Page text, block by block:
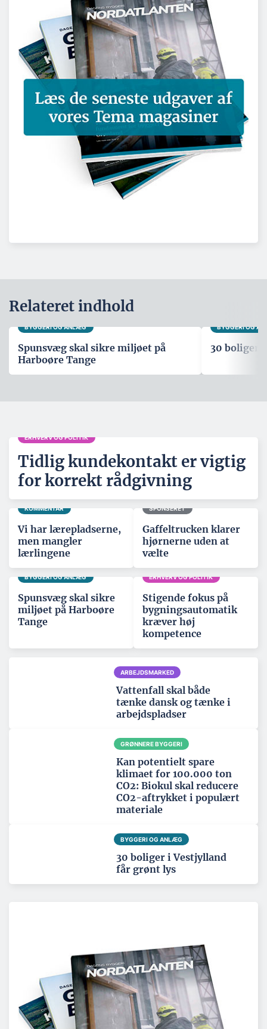
Relateret indhold
BYGGERI OG ANLÆG
Spunsvæg skal sikre miljøet på
Harboøre Tange
BYGGERI OG
30 boliger
ERHVERV OG POLITIK
Tidlig kundekontakt er vigtig
for korrekt rådgivning
KOMMENTAR
Vi har lærepladserne,
men mangler
lærlingene
SPONSERET
Gaffeltrucken klarer
hjørnerne uden at
vælte
BYGGERI OG ANLÆG
Spunsvæg skal sikre
miljøet på Harboøre
Tange
ERHVERV OG POLITIK
Stigende fokus på
bygningsautomatik
kræver høj
kompetence
ARBEJDSMARKED
Vattenfall skal både
tænke dansk og tænke i
arbejdspladser
GRØNNERE BYGGERI
Kan potentielt spare
klimaet for 100.000 ton
CO2: Biokul skal reducere
CO2-aftrykket i populært
materiale
BYGGERI OG ANLÆG
30 boliger i Vestjylland
får grønt lys